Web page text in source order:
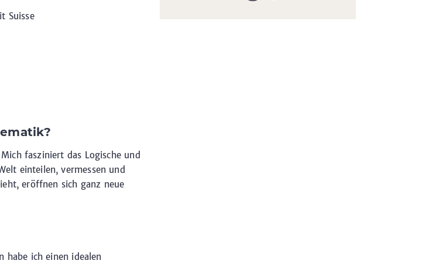
Suisse
fasziniert das Logische und
einteilen, vermessen und
eröffnen sich ganz neue
habe ich einen idealen